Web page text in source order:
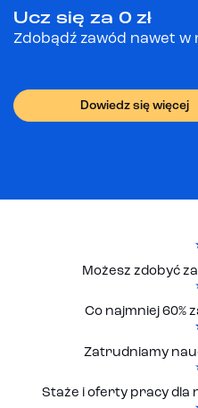
Ucz się za 0 zł
Zdobądź zawód nawet w
Dowiedz się więcej
Możesz zdobyć
Co najmniej 60%
Zatrudniamy
Staże i oferty pracy dla